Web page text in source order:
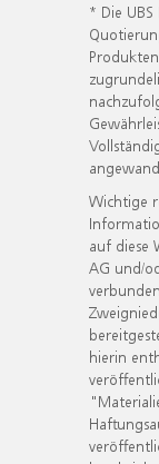
* Die
Wichtige
auf diese
AG und/
hierin